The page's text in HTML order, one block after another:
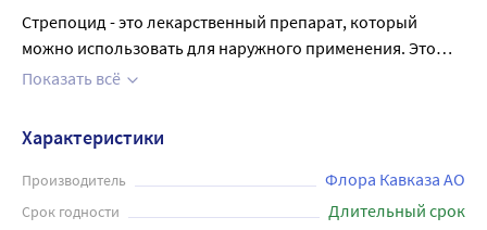
Стрепоцид - это лекарственный препарат, который
можно использовать для наружного применения. Это
порошок, содержащий 5 г активного вещества -
как антисептик и противомикробное средство при
ранениях, ожогах и других кожных заболеваниях.
Каждый пакет содержит 10 штук порошка, которые могут
быть нанесены на кожу в виде мази или примочки.
Показать всё
Характеристики
Производитель Флора Кавказа АО
Срок годности Длительный срок